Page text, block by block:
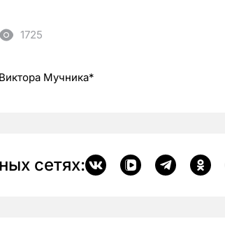
1725
Мучника*
сетях: